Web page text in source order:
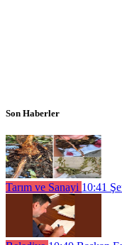
Son Haberler
Tarım ve Sanayi 10:41